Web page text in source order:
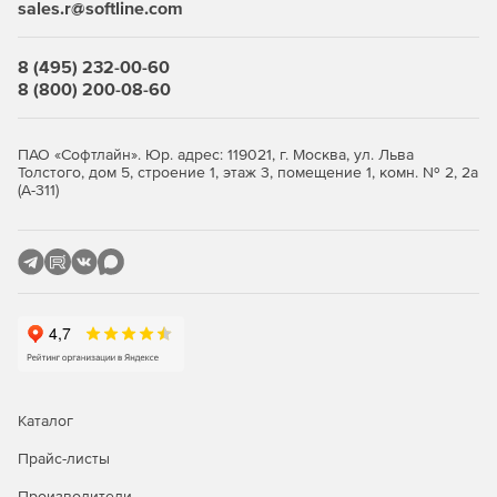
и iPad.
Безопасная передача файлов, управление передачей
файлов через приложение для работы с файлами
Подключение между мобильными устройствами.
Общение с помощью текстовых сообщений, создание
Межплатформенное решение
операционными системами и устройствами «Интернета
Безопасность
sales.r@softline.com
8 (495) 232-00-60
8 (800) 200-08-60
ПАО «Софтлайн». Юр. адрес: 119021, г. Москва, ул. Льва
Толстого, дом 5, строение 1, этаж 3, помещение 1, комн. № 2, 2а
(А-311)
Каталог
Прайс-листы